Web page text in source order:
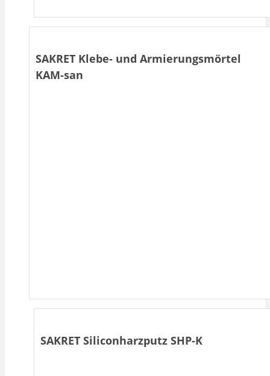
SAKRET Klebe- und Armierungsmörtel
KAM-san
SAKRET Siliconharzputz SHP-K